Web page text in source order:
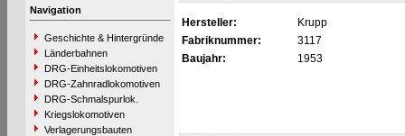
Navigation
Geschichte & Hintergründe
Länderbahnen
DRG-Einheitslokomotiven
DRG-Zahnradlokomotiven
DRG-Schmalspurlok.
Kriegslokomotiven
Verlagerungsbauten
Hersteller:
Krupp
Fabriknummer:
3117
Baujahr:
1953